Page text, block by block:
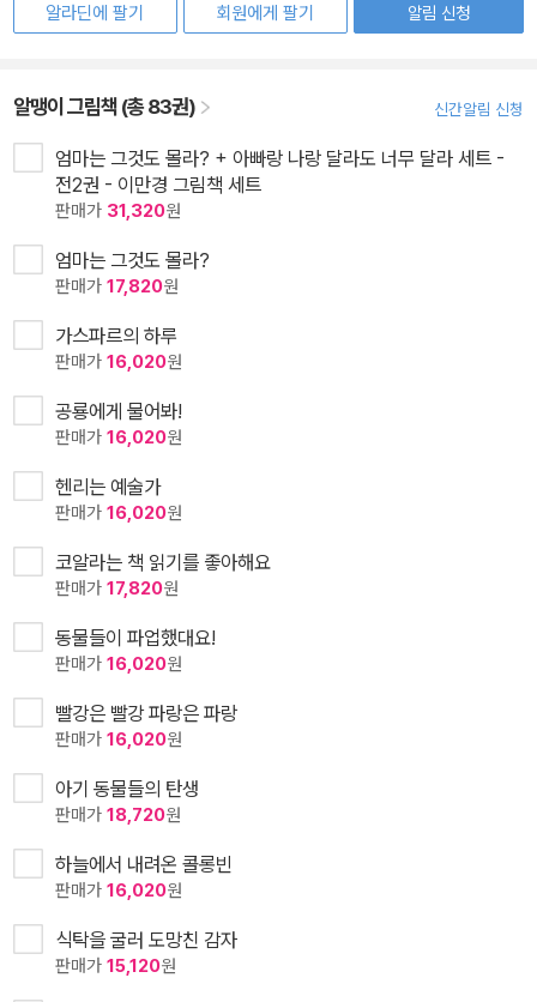
알라딘에 팔기
회원에게 팔기
알림 신청
알맹이 그림책 (총 83권) 신간알림 신청
엄마는 그것도 몰라? + 아빠랑 나랑 달라도 너무 달라 세트 -
전2권 - 이만경 그림책 세트
판매가 31,320원
엄마는 그것도 몰라?
판매가 17,820원
가스파르의 하루
판매가 16,020원
공룡에게 물어봐!
판매가 16,020원
헨리는 예술가
판매가 16,020원
코알라는 책 읽기를 좋아해요
판매가 17,820원
동물들이 파업했대요!
판매가 16,020원
빨강은 빨강 파랑은 파랑
판매가 16,020원
아기 동물들의 탄생
판매가 18,720원
하늘에서 내려온 콜롱빈
판매가 16,020원
식탁을 굴러 도망친 감자
판매가 15,120원